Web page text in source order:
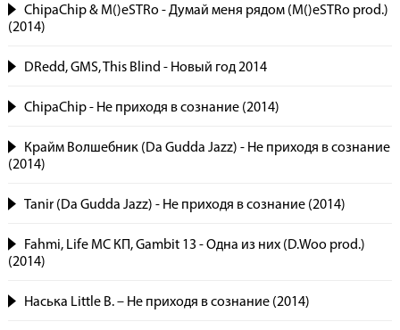
ChipaChip & M()eSTRo - Думай меня рядом (M()eSTRo prod.)
(2014)
DRedd, GMS, This Blind - Новый год 2014
ChipaChip - Не приходя в сознание (2014)
Крайм Волшебник (Da Gudda Jazz) - Не приходя в сознание
(2014)
Tanir (Da Gudda Jazz) - Не приходя в сознание (2014)
Fahmi, Life MC КП, Gambit 13 - Одна из них (D.Woo prod.)
(2014)
Наська Little B. – Не приходя в сознание (2014)